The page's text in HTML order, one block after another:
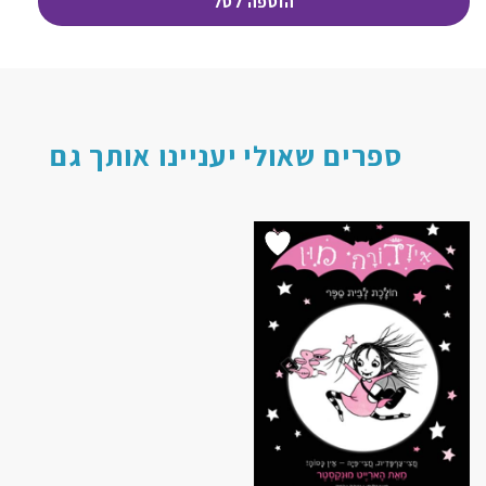
ספרים שאולי יעניינו אותך גם
הוסף ל
WISHLIST